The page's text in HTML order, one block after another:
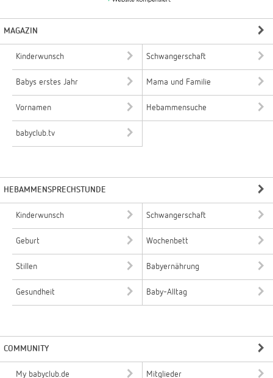
MAGAZIN
Kinderwunsch Schwangerschaft
Babys erstes Jahr Mama und Familie
Vornamen Hebammensuche
babyclub.tv
HEBAMMENSPRECHSTUNDE
Kinderwunsch Schwangerschaft
Geburt Wochenbett
Stillen Babyernährung
Gesundheit Baby-Alltag
COMMUNITY
My babyclub.de Mitglieder